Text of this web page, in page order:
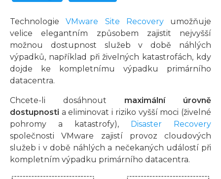
TechnologieVMware Site Recoveryumožňuje
velice elegantním způsobem zajistit nejvyšší
možnou dostupnost služeb v době náhlých
výpadků, například při živelných katastrofách, kdy
dojde ke kompletnímu výpadku primárního
datacentra.
Chcete-li dosáhnout maximální úrovně
dostupnosti a eliminovat i riziko vyšší moci (živelné
pohromy a katastrofy),
Disaster Recovery
společnosti VMware zajistí provoz cloudových
služeb i v době náhlých a nečekaných událostí při
kompletním výpadku primárního datacentra.